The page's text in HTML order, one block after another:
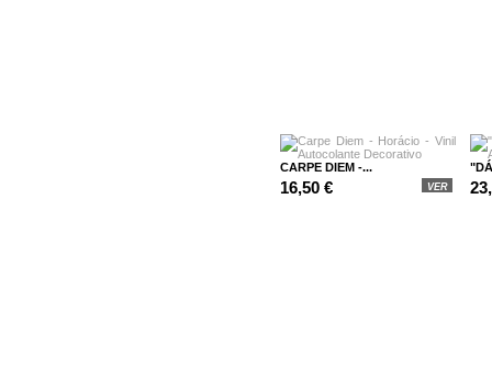
CARPE DIEM -...
16,50 € VER